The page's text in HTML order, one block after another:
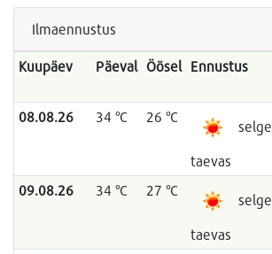
Ilmaennustus
Kuupäev Päeval Öösel Ennustus
08.08.26
34 °C 26 °C
selge
taevas
09.08.26 34 °C 27 °C
selge
taevas